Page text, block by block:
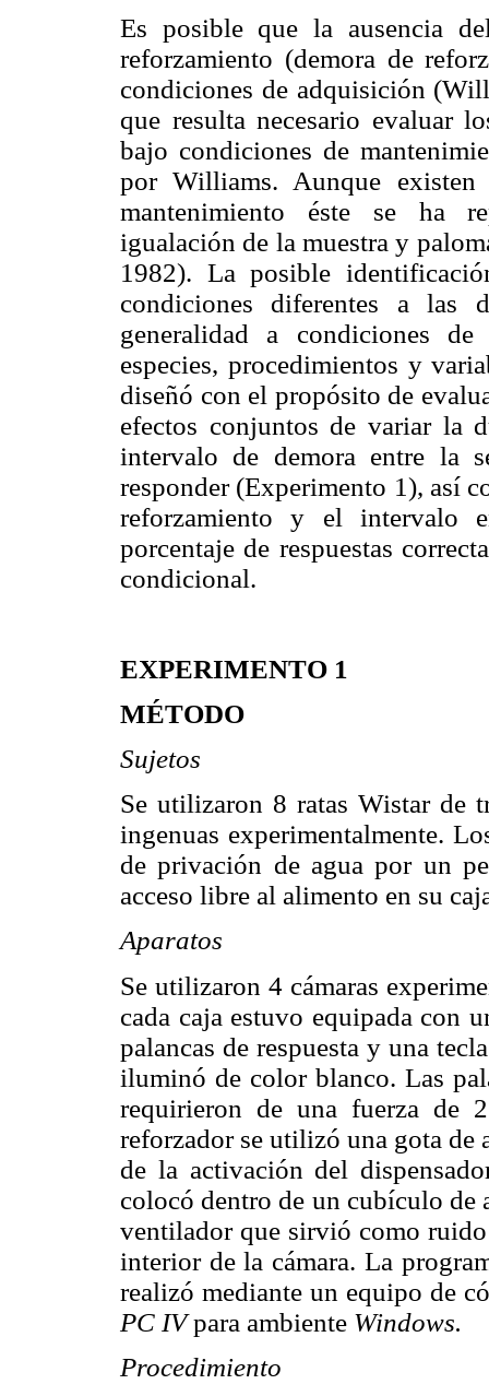
Es posible que la ausencia
reforzamiento (demora de
condiciones de adquisición
que resulta necesario evaluar
bajo condiciones de
por Williams. Aunque
mantenimiento éste se ha
igualación de la muestra y
1982). La posible
condiciones diferentes a las
generalidad a condiciones
especies, procedimientos y
diseñó con el propósito de
efectos conjuntos de variar la
intervalo de demora entre la
responder (Experimento 1), así
reforzamiento y el intervalo
porcentaje de respuestas
condicional.
EXPERIMENTO 1
MÉTODO
Sujetos
Se utilizaron 8 ratas Wistar de
ingenuas experimentalmente.
de privación de agua por un
acceso libre al alimento en su
Aparatos
Se utilizaron 4 cámaras
cada caja estuvo equipada con
palancas de respuesta y una
iluminó de color blanco. Las
requirieron de una fuerza de
reforzador se utilizó una gota de
de la activación del
colocó dentro de un cubículo
ventilador que sirvió como
interior de la cámara. La
realizó mediante un equipo de
PC IVpara ambiente Windows.
Procedimiento